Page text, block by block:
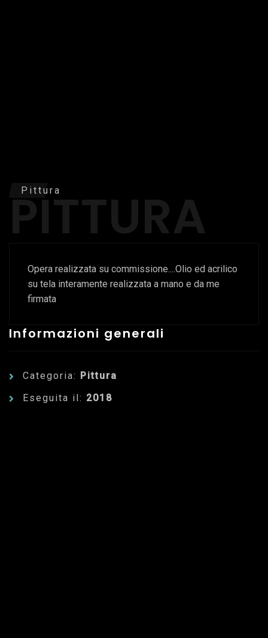
PITTURA
Pittura
Opera realizzata su commissione....Olio ed acrilico
su tela interamente realizzata a mano e da me
firmata
Informazioni generali
Categoria: Pittura
Eseguita il: 2018